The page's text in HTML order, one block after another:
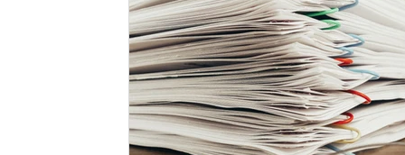
Reiskostenvergoeding